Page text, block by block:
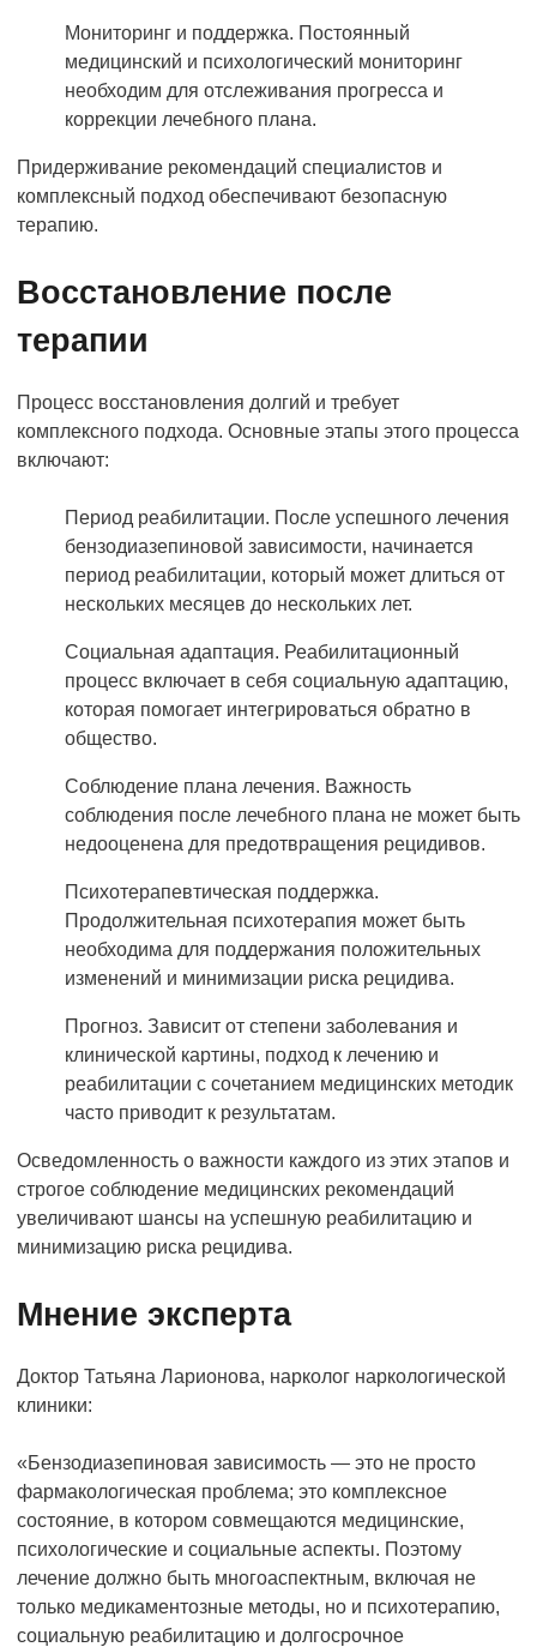
Мониторинг и поддержка. Постоянный
медицинский и психологический мониторинг
необходим для отслеживания прогресса и
коррекции лечебного плана.
Придерживание рекомендаций специалистов и
комплексный подход обеспечивают безопасную
терапию.
Восстановление после
терапии
Процесс восстановления долгий и требует
комплексного подхода. Основные этапы этого процесса
включают:
Период реабилитации. После успешного лечения
бензодиазепиновой зависимости, начинается
период реабилитации, который может длиться от
нескольких месяцев до нескольких лет.
Социальная адаптация. Реабилитационный
процесс включает в себя социальную адаптацию,
которая помогает интегрироваться обратно в
общество.
Соблюдение плана лечения. Важность
соблюдения после лечебного плана не может быть
недооценена для предотвращения рецидивов.
Психотерапевтическая поддержка.
Продолжительная психотерапия может быть
необходима для поддержания положительных
изменений и минимизации риска рецидива.
Прогноз. Зависит от степени заболевания и
клинической картины, подход к лечению и
реабилитации с сочетанием медицинских методик
часто приводит к результатам.
Осведомленность о важности каждого из этих этапов и
строгое соблюдение медицинских рекомендаций
увеличивают шансы на успешную реабилитацию и
минимизацию риска рецидива.
Мнение эксперта
Доктор Татьяна Ларионова, нарколог наркологической
клиники:
«Бензодиазепиновая зависимость — это не просто
фармакологическая проблема; это комплексное
состояние, в котором совмещаются медицинские,
психологические и социальные аспекты. Поэтому
лечение должно быть многоаспектным, включая не
только медикаментозные методы, но и психотерапию,
социальную реабилитацию и долгосрочное